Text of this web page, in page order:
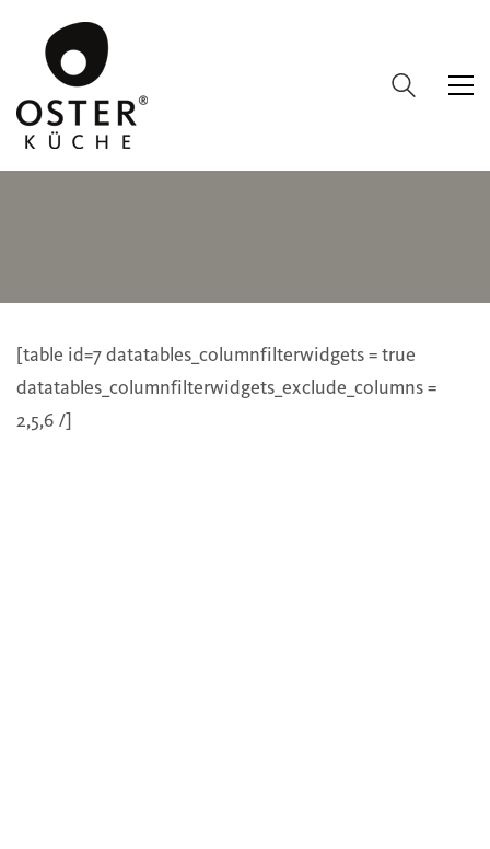
[table id=7 datatables_columnfilterwidgets = true
datatables_columnfilterwidgets_exclude_columns =
2,5,6 /]